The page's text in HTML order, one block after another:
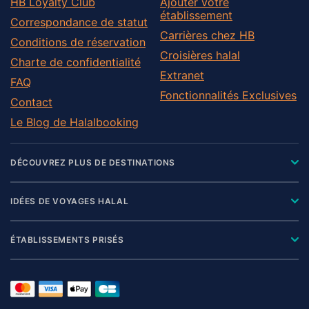
Osnabrueck
Osterholz
Peine
Rotenburg
Rotenburg an der Wümme
Salzgitter
Schaumburg
Stade
Uelzen
Vechta
Verden
Wilhelmshaven
Wolfenbüttel
Correspondance de statut
Conditions de réservation
Charte de confidentialité
FAQ
Contact
Le Blog de Halalbooking
établissement
Carrières chez HB
Croisières halal
Extranet
Fonctionnalités Exclusives
DÉCOUVREZ PLUS DE DESTINATIONS
IDÉES DE VOYAGES HALAL
ÉTABLISSEMENTS PRISÉS